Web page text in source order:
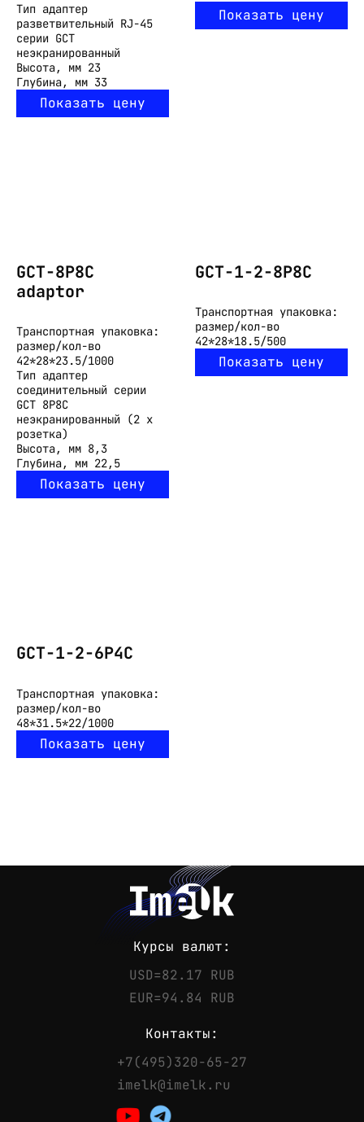
Контакты
Тип адаптер
разветвительный RJ-45
серии GCT
неэкранированный
Высота, мм 23
Глубина, мм 33
Показать цену
Показать цену
GCT-8P8C
adaptor
Транспортная упаковка:
размер/кол-во
42*28*23.5/1000
Тип адаптер
соединительный серии
GCT 8P8C
неэкранированный (2 х
розетка)
Высота, мм 8,3
Глубина, мм 22,5
Показать цену
GCT-1-2-8P8C
Транспортная упаковка:
размер/кол-во
42*28*18.5/500
Показать цену
GCT-1-2-6P4C
Транспортная упаковка:
размер/кол-во
48*31.5*22/1000
Показать цену
Курсы валют:
USD=82.17 RUB
EUR=94.84 RUB
Контакты:
+7(495)320-65-27
imelk@imelk.ru